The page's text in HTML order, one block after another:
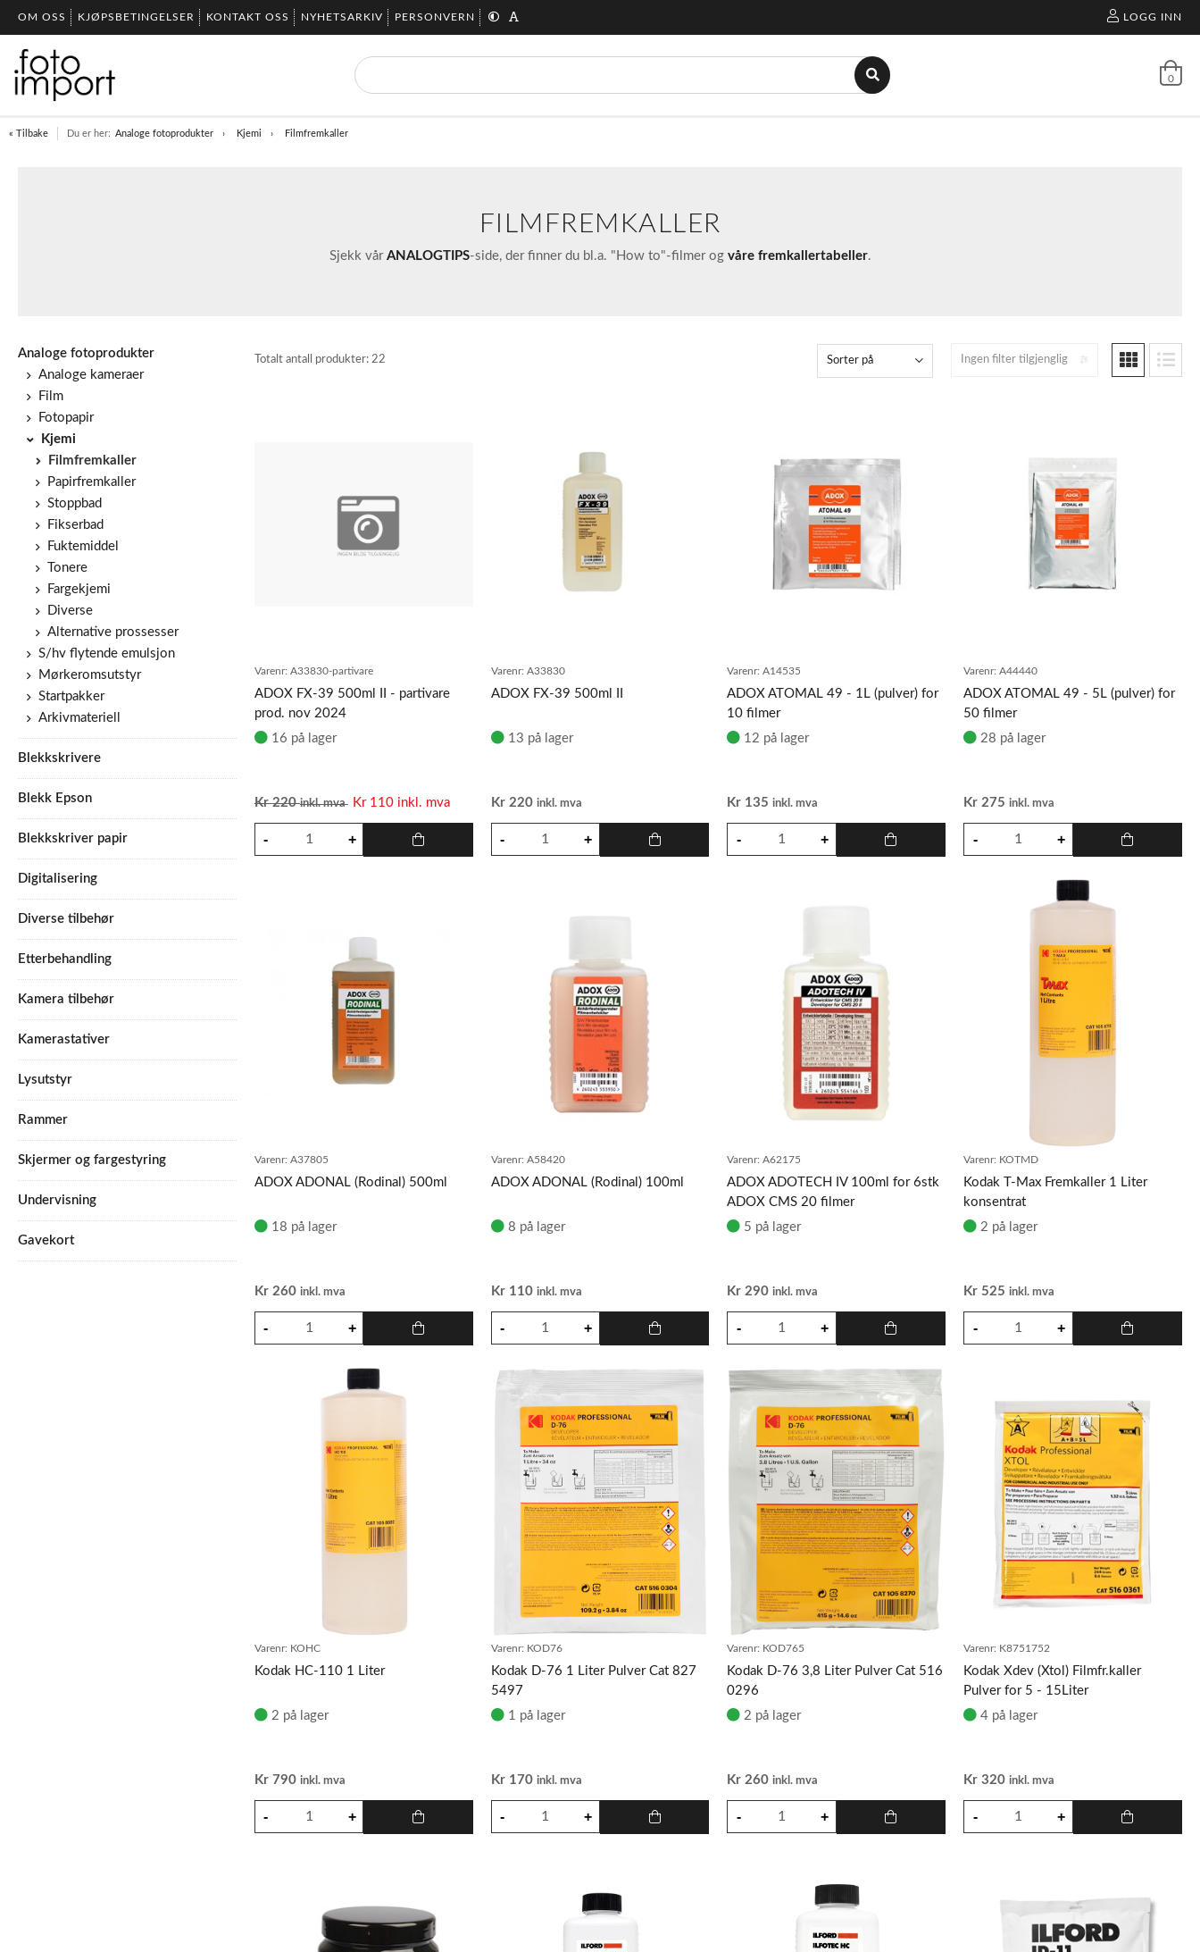
OM OSS KJØPSBETINGELSER KONTAKT OSS NYHETSARKIV PERSONVERN LOGG INN
0
« Tilbake Du er her: Analoge fotoprodukter Kjemi Filmfremkaller
FILMFREMKALLER
Sjekk vår ANALOGTIPS-side, der finner du bl.a. "How to"-filmer og våre fremkallertabeller.
Analoge fotoprodukter
Analoge kameraer
Film
Fotopapir
Kjemi
Filmfremkaller
Papirfremkaller
Stoppbad
Fikserbad
Fuktemiddel
Tonere
Fargekjemi
Diverse
Alternative prossesser
S/hv flytende emulsjon
Mørkeromsutstyr
Startpakker
Arkivmateriell
Blekkskrivere
Blekk Epson
Blekkskriver papir
Digitalisering
Diverse tilbehør
Etterbehandling
Kamera tilbehør
Kamerastativer
Lysutstyr
Rammer
Skjermer og fargestyring
Undervisning
Gavekort
Totalt antall produkter: 22 Ingen filter tilgjenglig
Sorter på
Varenr: A33830-partivare
ADOX FX-39 500ml II - partivare
prod. nov 2024
16 på lager
Kr220inkl. mva Kr 110 inkl. mva
Varenr: A33830
ADOX FX-39 500ml II
13 på lager
Kr 220 inkl. mva
Varenr: A14535
ADOX ATOMAL 49 - 1L (pulver) for
10 filmer
12 på lager
Kr 135inkl. mva
Varenr: A44440
ADOX ATOMAL 49 - 5L (pulver) for
50 filmer
28 på lager
Kr275inkl. mva
Varenr: A37805
ADOX ADONAL (Rodinal) 500ml
18 på lager
Kr 260 inkl. mva
Varenr: A58420
ADOX ADONAL (Rodinal) 100ml
8 på lager
Kr 110 inkl. mva
Varenr: A62175
ADOX ADOTECH IV 100ml for 6stk
ADOX CMS 20 filmer
5 på lager
Kr290inkl. mva
Varenr: KOTMD
Kodak T-Max Fremkaller 1 Liter
konsentrat
2 på lager
Kr 525inkl. mva
Varenr: KOHC
Kodak HC-110 1 Liter
2 på lager
Kr 790 inkl. mva
Varenr: KOD76
Kodak D-76 1 Liter Pulver Cat 827
5497
1 på lager
Kr 170 inkl. mva
Varenr: KOD765
Kodak D-76 3,8 Liter Pulver Cat 516
0296
2 på lager
Kr260inkl. mva
Varenr: K8751752
Kodak Xdev (Xtol) Filmfr.kaller
Pulver for 5 - 15Liter
4 på lager
Kr320inkl. mva